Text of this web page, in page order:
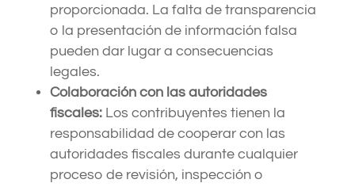
proporcionada. La falta de transparencia
o la presentación de información falsa
pueden dar lugar a consecuencias
legales.
Colaboración con las autoridades
fiscales:Los contribuyentes tienen la
responsabilidad de cooperar con las
autoridades fiscales durante cualquier
proceso de revisión, inspección o